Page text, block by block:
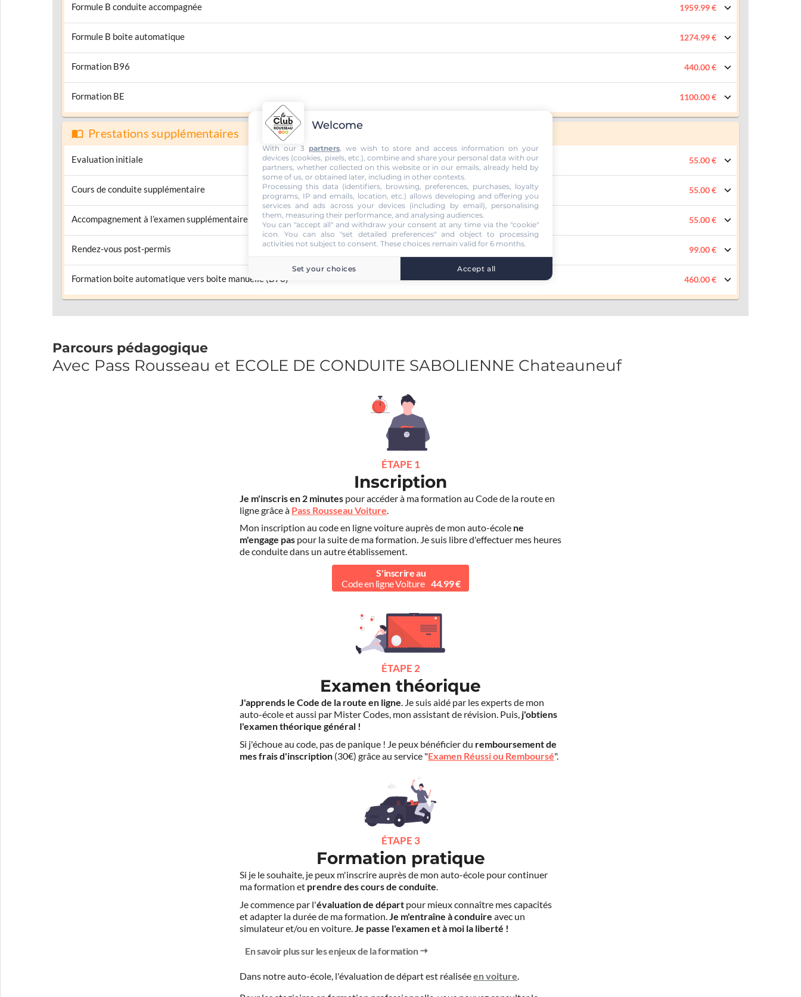
Formule B conduite accompagnée 1959.99 €
Formule B boite automatique 1274.99 €
Formation B96 440.00 €
Formation BE 1100.00 €
Prestations supplémentaires
Evaluation initiale 55.00 €
Cours de conduite supplémentaire 55.00 €
Accompagnement à l’examen supplémentaire 55.00 €
Rendez-vous post-permis 99.00 €
Formation boite automatique vers boite manuelle (B78) 460.00 €
Parcours pédagogique
Avec Pass Rousseau et ECOLE DE CONDUITE SABOLIENNE Chateauneuf
ÉTAPE 1
Inscription
Je m'inscris en 2 minutes pour accéder à ma formation au Code de la route en
ligne grâce à Pass Rousseau Voiture.
Mon inscription au code en ligne voiture auprès de mon auto-école ne
m'engage pas pour la suite de ma formation. Je suis libre d'effectuer mes heures
de conduite dans un autre établissement.
S'inscrire au
Code en ligne Voiture 44.99 €
ÉTAPE 2
Examen théorique
J'apprends le Code de la route en ligne. Je suis aidé par les experts de mon
auto-école et aussi par Mister Codes, mon assistant de révision. Puis, j'obtiens
l'examen théorique général !
Si j'échoue au code, pas de panique ! Je peux bénéficier du remboursement de
mes frais d'inscription (30€) grâce au service "Examen Réussi ou Remboursé".
ÉTAPE 3
Formation pratique
Si je le souhaite, je peux m'inscrire auprès de mon auto-école pour continuer
ma formation et prendre des cours de conduite.
Je commence par l'évaluation de départ pour mieux connaître mes capacités
et adapter la durée de ma formation. Je m'entraîne à conduire avec un
simulateur et/ou en voiture. Je passe l'examen et à moi la liberté !
En savoir plus sur les enjeux de la formation
Dans notre auto-école, l'évaluation de départ est réaliséeen voiture
Welcome
With our 3 partners, we wish to store and access information on your
devices (cookies, pixels, etc.), combine and share your personal data with our
partners, whether collected on this website or in our emails, already held by
some of us, or obtained later, including in other contexts.
Processing this data (identifiers, browsing, preferences, purchases, loyalty
programs, IP and emails, location, etc.) allows developing and offering you
services and ads across your devices (including by email), personalising
them, measuring their performance, and analysing audiences.
You can "accept all" and withdraw your consent at any time via the "cookie"
icon. You can also "set detailed preferences" and object to processing
activities not subject to consent. These choices remain valid for 6 months.
Set your choices Accept all